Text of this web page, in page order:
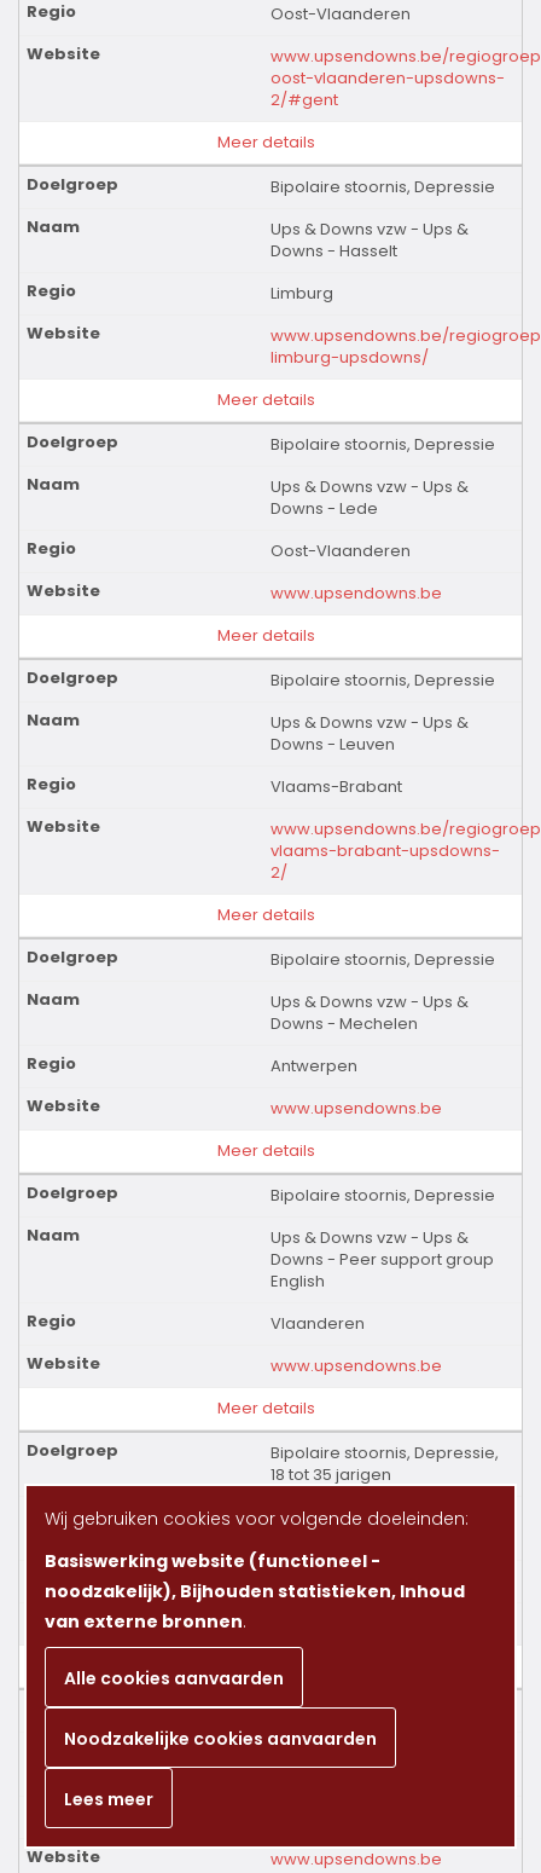
Oost-Vlaanderen
www.upsendowns.be/
oost-vlaanderen-upsdowns-
2/#gent
Meer details
Bipolaire stoornis, Depressie
Ups & Downs vzw - Ups &
Downs - Hasselt
Limburg
www.upsendowns.be/
limburg-upsdowns/
Meer details
Bipolaire stoornis, Depressie
Ups & Downs vzw - Ups &
Downs - Lede
Oost-Vlaanderen
www.upsendowns.be
Meer details
Bipolaire stoornis, Depressie
Ups & Downs vzw - Ups &
Downs - Leuven
Vlaams-Brabant
www.upsendowns.be/
vlaams-brabant-upsdowns-
2/
Meer details
Bipolaire stoornis, Depressie
Ups & Downs vzw - Ups &
Downs - Mechelen
Antwerpen
www.upsendowns.be
Meer details
Bipolaire stoornis, Depressie
Ups & Downs vzw - Ups &
Downs - Peer support group
English
Vlaanderen
www.upsendowns.be
Meer details
Bipolaire stoornis, Depressie,
18 tot 35 jarigen
Ups & Downs vzw - Ups &
Vlaanderen
Meer details
Bipolaire stoornis, Depressie
Ups & Downs vzw - Ups &
Downs Brasschaat
www.upsendowns.be
Wij gebruiken cookies voor volgende doeleinden:
Basiswerking website (functioneel -
noodzakelijk), Bijhouden statistieken, Inhoud
van externe bronnen.
Alle cookies aanvaarden
Noodzakelijke cookies aanvaarden
Lees meer